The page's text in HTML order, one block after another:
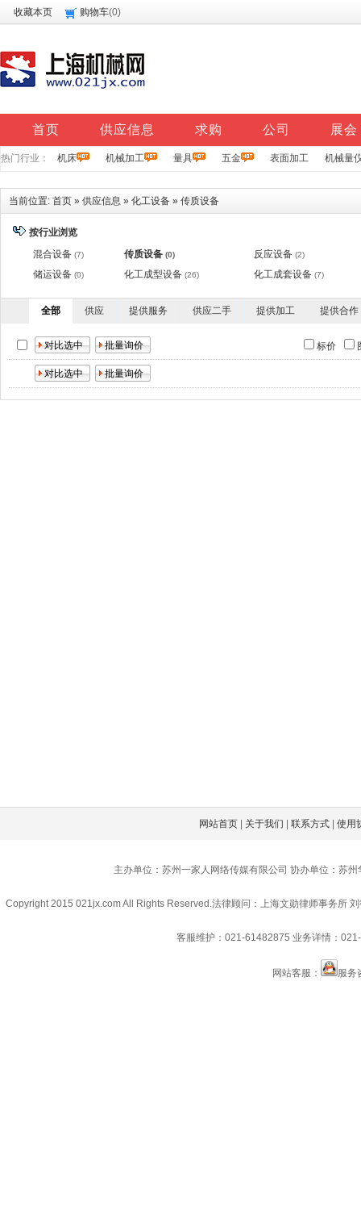
收藏本页 购物车(0)
首页 供应信息 求购 公司 展会
热门行业： 机床 机械加工 量具 五金 表面加工 机械量
当前位置: 首页 » 供应信息 » 化工设备 » 传质设备
按行业浏览
混合设备 (7) 传质设备 (0) 反应设备 (2)
储运设备 (0) 化工成型设备 (26) 化工成套设备 (7)
全部 供应 提供服务 供应二手 提供加工 提供合作
标价
网站首页 关于我们 |联系方式 |使用
主办单位：苏州一家人网络传媒有限公司 协办单位：苏
Copyright 2015 021jx.com All Rights Reserved.法律顾问：上海文勋律师事务所
客服维护：021-61482875 业务详情：
网站客服： 服务